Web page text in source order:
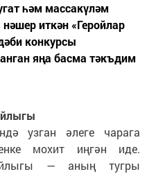
һәм массакүләм
иткән «Геройлар
конкурсы
яңа басма тәкъдим
узган әлеге чарага
мохит иңгән иде.
— аның тугры